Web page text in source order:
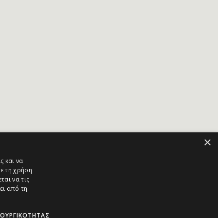
×
και να
τη χρήση
να τις
από τη